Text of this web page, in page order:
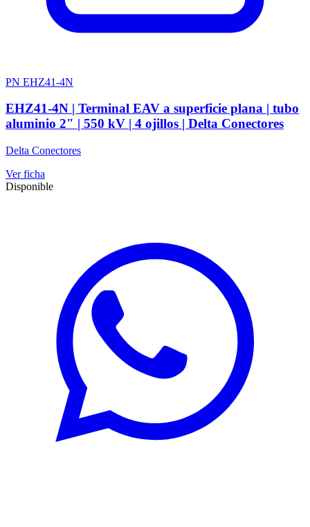
PN EHZ41-4N
EHZ41-4N | Terminal EAV a superficie plana | tubo
aluminio 2" | 550 kV | 4 ojillos | Delta Conectores
Delta Conectores
Ver ficha
Disponible